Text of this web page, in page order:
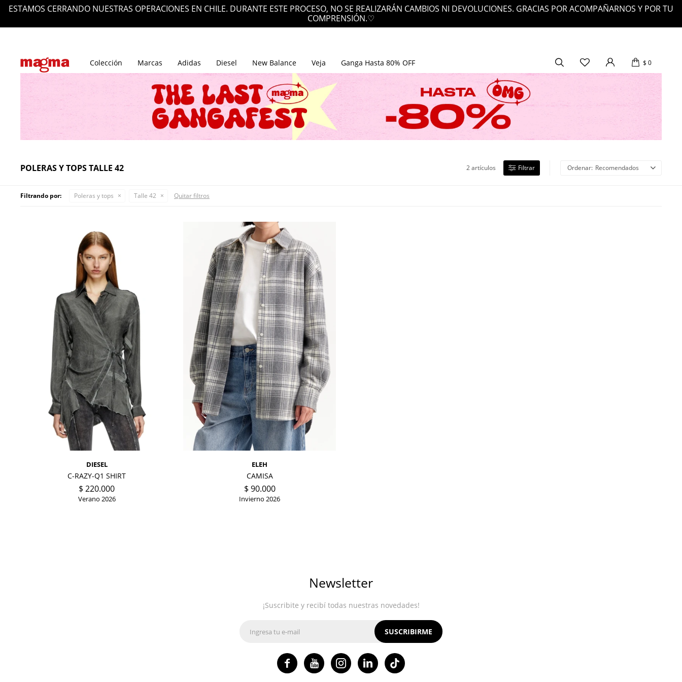
ESTAMOS CERRANDO NUESTRAS OPERACIONES EN CHILE. DURANTE ESTE PROCESO, NO SE REALIZARÁN CAMBIOS NI DEVOLUCIONES. GRACIAS POR ACOMPAÑARNOS Y POR TU
COMPRENSIÓN.♡
Colección Marcas Adidas Diesel New Balance Veja Ganga Hasta 80% OFF $ 0
POLERAS Y TOPS TALLE 42 2 artículos Recomendados
Filtrando por: Poleras y tops Talle 42 Quitar filtros
DIESEL
C-RAZY-Q1 SHIRT
$ 220.000
Verano 2026
ELEH
CAMISA
$ 90.000
Invierno 2026
Newsletter
¡Suscribite y recibí todas nuestras novedades!
SUSCRIBIRME
   